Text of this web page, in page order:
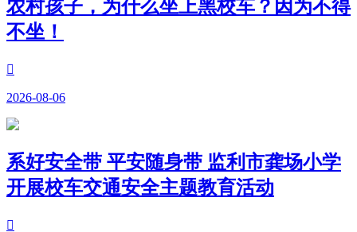
农村孩子，为什么坐上黑校车？因为不得
不坐！

2026-08-06
系好安全带 平安随身带 监利市龚场小学
开展校车交通安全主题教育活动
